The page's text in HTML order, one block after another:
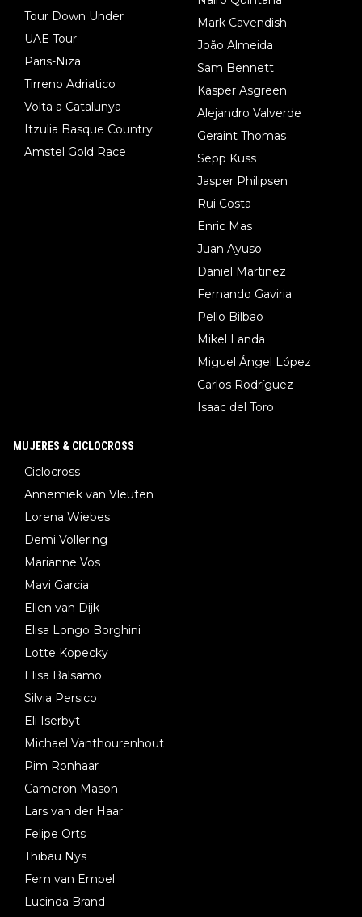
Tour Down Under
UAE Tour
Paris-Niza
Tirreno Adriatico
Volta a Catalunya
Itzulia Basque Country
Amstel Gold Race
Mark Cavendish
João Almeida
Sam Bennett
Kasper Asgreen
Alejandro Valverde
Geraint Thomas
Sepp Kuss
Jasper Philipsen
Rui Costa
Enric Mas
Juan Ayuso
Daniel Martinez
Fernando Gaviria
Pello Bilbao
Mikel Landa
Miguel Ángel López
Carlos Rodríguez
Isaac del Toro
MUJERES & CICLOCROSS
Ciclocross
Annemiek van Vleuten
Lorena Wiebes
Demi Vollering
Marianne Vos
Mavi Garcia
Ellen van Dijk
Elisa Longo Borghini
Lotte Kopecky
Elisa Balsamo
Silvia Persico
Eli Iserbyt
Michael Vanthourenhout
Pim Ronhaar
Cameron Mason
Lars van der Haar
Felipe Orts
Thibau Nys
Fem van Empel
Lucinda Brand